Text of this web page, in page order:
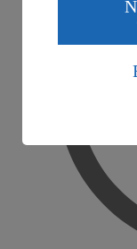
Wenn du auf
des Art. 49
Daten in den
die USA als
Standards
Es besteht das
Informationen
Impressum